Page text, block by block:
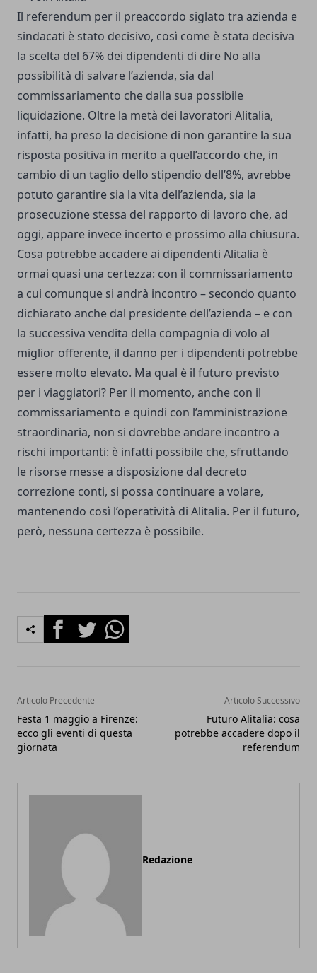
Il referendum per il preaccordo siglato tra azienda e
sindacati è stato decisivo, così come è stata decisiva
la scelta del 67% dei dipendenti di dire No alla
possibilità di salvare l’azienda, sia dal
commissariamento che dalla sua possibile
liquidazione. Oltre la metà dei lavoratori Alitalia,
infatti, ha preso la decisione di non garantire la sua
risposta positiva in merito a quell’accordo che, in
cambio di un taglio dello stipendio dell’8%, avrebbe
potuto garantire sia la vita dell’azienda, sia la
prosecuzione stessa del rapporto di lavoro che, ad
oggi, appare invece incerto e prossimo alla chiusura.
Cosa potrebbe accadere ai dipendenti Alitalia è
ormai quasi una certezza: con il commissariamento
a cui comunque si andrà incontro – secondo quanto
dichiarato anche dal presidente dell’azienda – e con
la successiva vendita della compagnia di volo al
miglior offerente, il danno per i dipendenti potrebbe
essere molto elevato. Ma qual è il futuro previsto
per i viaggiatori? Per il momento, anche con il
commissariamento e quindi con l’amministrazione
straordinaria, non si dovrebbe andare incontro a
rischi importanti: è infatti possibile che, sfruttando
le risorse messe a disposizione dal decreto
correzione conti, si possa continuare a volare,
mantenendo così l’operatività di Alitalia. Per il futuro,
però, nessuna certezza è possibile.
FacebookTwitterWhatsapp
Articolo Precedente
Festa 1 maggio a Firenze:
ecco gli eventi di questa
giornata
Articolo Successivo
Futuro Alitalia: cosa
potrebbe accadere dopo il
referendum
Redazione